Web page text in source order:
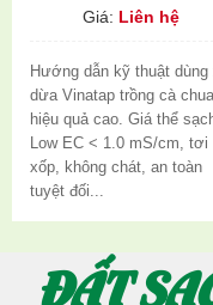
Giá: Liên hệ
Hướng dẫn kỹ thuật dùng
dừa Vinatap trồng cà chua
hiệu quả cao. Giá thể
Low EC < 1.0 mS/cm, tơi
xốp, không chát, an toàn
tuyệt đối...
ĐẤT